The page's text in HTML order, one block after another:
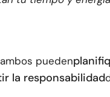
pueden
la responsabilidad